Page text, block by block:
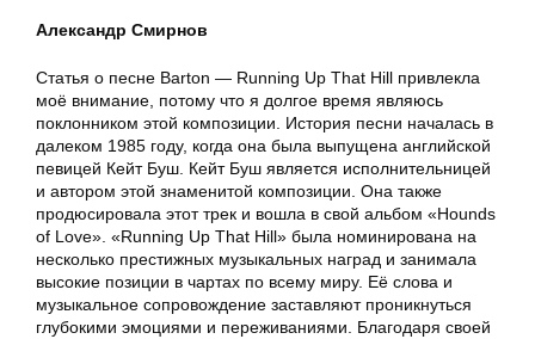
Александр Смирнов
Статья о песне Barton — Running Up That Hill привлекла
моё внимание, потому что я долгое время являюсь
поклонником этой композиции. История песни началась в
далеком 1985 году, когда она была выпущена английской
певицей Кейт Буш. Кейт Буш является исполнительницей
и автором этой знаменитой композиции. Она также
продюсировала этот трек и вошла в свой альбом «Hounds
of Love». «Running Up That Hill» была номинирована на
несколько престижных музыкальных наград и занимала
высокие позиции в чартах по всему миру. Её слова и
музыкальное сопровождение заставляют проникнуться
глубокими эмоциями и переживаниями. Благодаря своей